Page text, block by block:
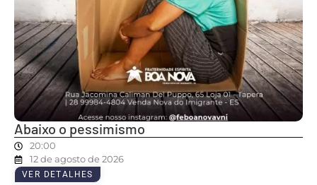
Abaixo o pessimismo
20:00
12 de agosto de 2026
VER DETALHES